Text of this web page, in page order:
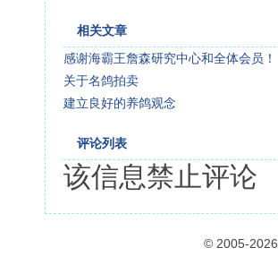
相关文章
感谢海霸王詹森研究中心和全体会员！
关于名鸽拍卖
建立良好的养鸽观念
评论列表
该信息禁止评论
© 2005-2026